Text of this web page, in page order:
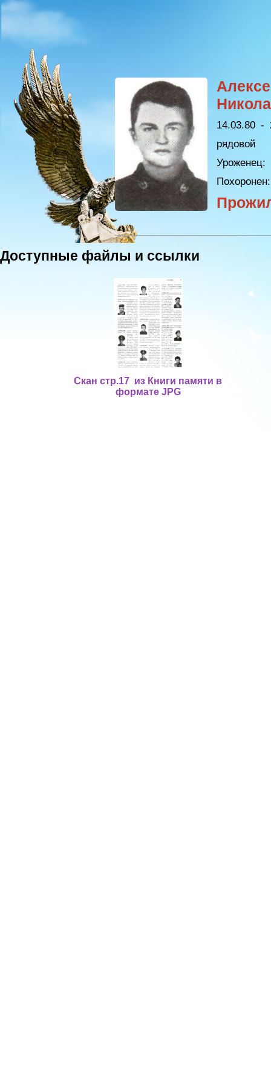
14.03.80 -
рядовой
Уроженец:
Похоронен:
Доступные файлы и ссылки
Скан стр.17 из Книги памяти в
формате JPG